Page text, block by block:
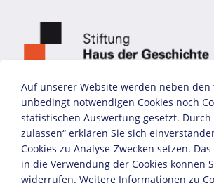
Marktplatz in Eisleben
nach den
Märzkämpfen, 1921
Fotografie
Auf unserer Website werden neben den
unbedingt notwendigen Cookies noch
statistischen Auswertung gesetzt. Durch
zulassen“ erklären Sie sich
Cookies zu Analyse-Zwecken setzen.
in die Verwendung der Cookies können
widerrufen. Weitere Informationen zu